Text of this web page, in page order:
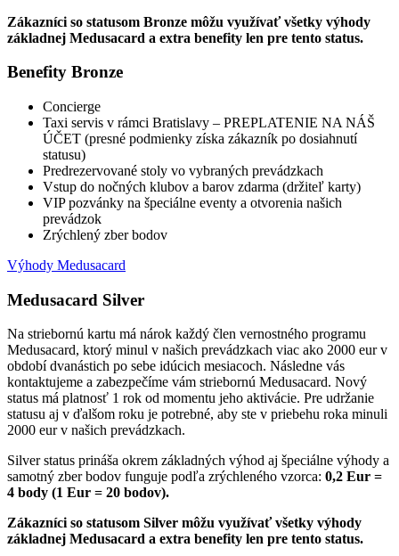
Zákazníci so statusom Bronze môžu využívať všetky výhody
základnej Medusacard a extra benefity len pre tento status.
Benefity Bronze
Concierge
Taxi servis v rámci Bratislavy – PREPLATENIE NA NÁŠ
ÚČET (presné podmienky získa zákazník po dosiahnutí
statusu)
Predrezervované stoly vo vybraných prevádzkach
Vstup do nočných klubov a barov zdarma (držiteľ karty)
VIP pozvánky na špeciálne eventy a otvorenia našich
prevádzok
Zrýchlený zber bodov
Výhody Medusacard
Medusacard Silver
Na striebornú kartu má nárok každý člen vernostného programu
Medusacard, ktorý minul v našich prevádzkach viac ako 2000 eur v
období dvanástich po sebe idúcich mesiacoch. Následne vás
kontaktujeme a zabezpečíme vám striebornú Medusacard. Nový
status má platnosť 1 rok od momentu jeho aktivácie. Pre udržanie
statusu aj v ďalšom roku je potrebné, aby ste v priebehu roka minuli
2000 eur v našich prevádzkach.
Silver status prináša okrem základných výhod aj špeciálne výhody a
samotný zber bodov funguje podľa zrýchleného vzorca: 0,2 Eur =
4 body (1 Eur = 20 bodov).
Zákazníci so statusom Silver môžu využívať všetky výhody
základnej Medusacard a extra benefity len pre tento status.